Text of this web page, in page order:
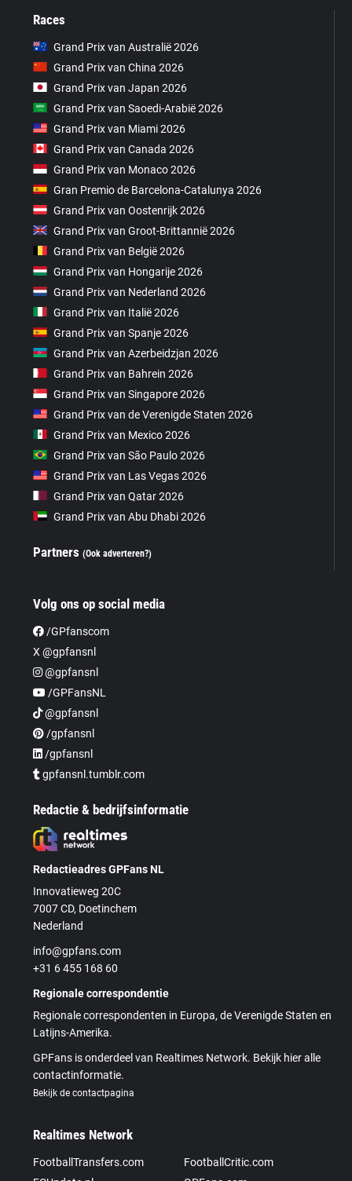
Races
Grand Prix van Australië 2026
Grand Prix van China 2026
Grand Prix van Japan 2026
Grand Prix van Saoedi-Arabië 2026
Grand Prix van Miami 2026
Grand Prix van Canada 2026
Grand Prix van Monaco 2026
Gran Premio de Barcelona-Catalunya 2026
Grand Prix van Oostenrijk 2026
Grand Prix van Groot-Brittannië 2026
Grand Prix van België 2026
Grand Prix van Hongarije 2026
Grand Prix van Nederland 2026
Grand Prix van Italië 2026
Grand Prix van Spanje 2026
Grand Prix van Azerbeidzjan 2026
Grand Prix van Bahrein 2026
Grand Prix van Singapore 2026
Grand Prix van de Verenigde Staten 2026
Grand Prix van Mexico 2026
Grand Prix van São Paulo 2026
Grand Prix van Las Vegas 2026
Grand Prix van Qatar 2026
Grand Prix van Abu Dhabi 2026
Partners(Ook adverteren?)
Volg ons op social media
/GPfanscom
X @gpfansnl
@gpfansnl
/GPFansNL
@gpfansnl
/gpfansnl
/gpfansnl
gpfansnl.tumblr.com
Redactie & bedrijfsinformatie
Redactieadres GPFans NL
Innovatieweg 20C
7007 CD, Doetinchem
Nederland
info@gpfans.com
+31 6 455 168 60
Regionale correspondentie
Regionale correspondenten in Europa, de Verenigde Staten en
Latijns-Amerika.
GPFans is onderdeel van Realtimes Network. Bekijk hier alle
contactinformatie.
Bekijk de contactpagina
Realtimes Network
FootballTransfers.com
FootballCritic.com